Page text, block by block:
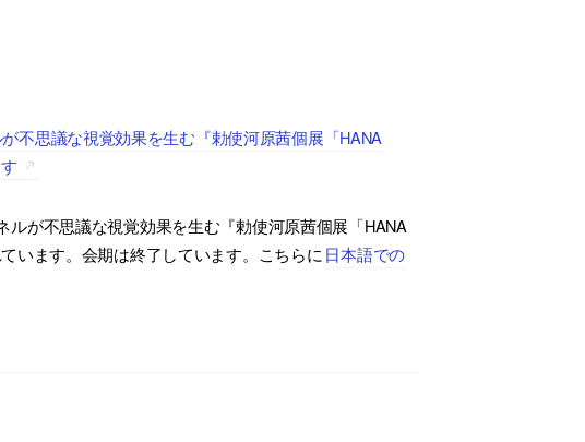
不思議な視覚効果を生む『勅使河原茜個展「HANA
が不思議な視覚効果を生む『勅使河原茜個展「HANA
います。会期は終了しています。こちらに 日本語での